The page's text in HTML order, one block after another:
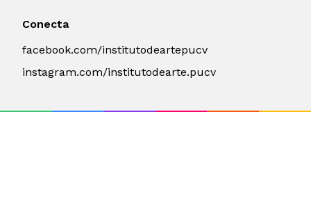
Conecta
facebook.com/institutodeartepucv
instagram.com/institutodearte.pucv